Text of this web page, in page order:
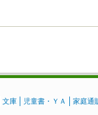
文庫 児童書・ＹＡ 家庭通